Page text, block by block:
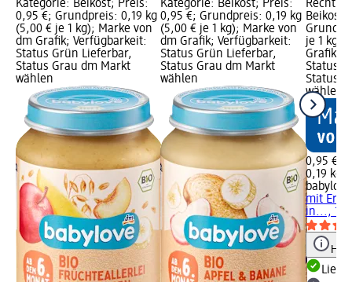
Kategorie: Beikost; Preis:
0,95 €; Grundpreis: 0,19 kg
(5,00 € je 1 kg); Marke von
dm Grafik; Verfügbarkeit:
Status Grün Lieferbar,
Status Grau dm Markt
wählen
Kategorie: Beikost; Preis:
0,95 €; Grundpreis: 0,19 kg
(5,00 € je 1 kg); Marke von
dm Grafik; Verfügbarkeit:
Status Grün Lieferbar,
Status Grau dm Markt
wählen
Beikost;
je 1 kg);
Grafik;
Status
Status
wählen
0,95 €
0,19 kg
babylove
mit
in...,